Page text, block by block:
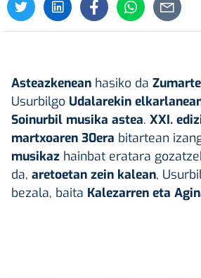
Asteazkenean hasiko da
Usurbilgo Udalarekin
Soinurbil musika astea. XXI.
martxoaren 30era bitartean
musikaz hainbat eratara
da, aretoetan zein kalean,
bezala, baita Kalezarren eta